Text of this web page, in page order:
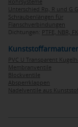
Unterschied Rp, R und G
Schraubenlängen für
Flanschverbindungen
Dichtungen: PTFE, NBR,
PVC U Transparent
Membranventile
Blockventile
Absperrklappen
Nadelventile aus